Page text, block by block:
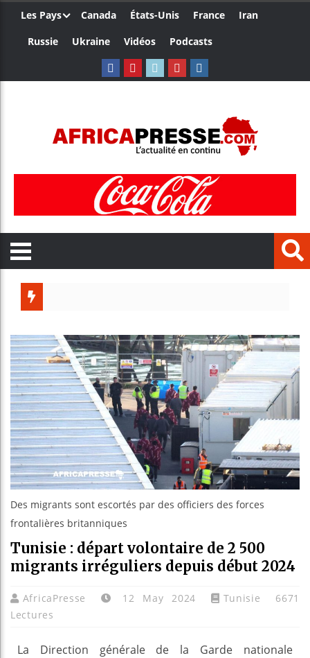
Les Pays Canada États-Unis France
Iran
Russie
Ukraine Vidéos Podcasts
Des migrants sont escortés par des officiers des forces
frontalières britanniques
Tunisie : départ volontaire de 2 500
migrants irréguliers depuis début 2024
AfricaPresse 12 May 2024 Tunisie
6671
Lectures
La Direction générale de la Garde nationale